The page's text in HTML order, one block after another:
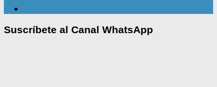
Suscríbete al Canal WhatsApp